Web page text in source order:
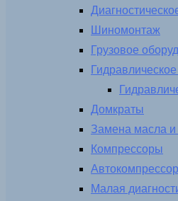
Шиномонтаж
Грузовое
Домкраты
Замена масла и
Компрессоры
Малая